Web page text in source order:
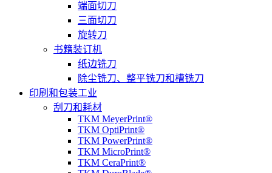
端面切刀
三面切刀
旋转刀
书籍装订机
纸边铣刀
除尘铣刀、整平铣刀和槽铣刀
印刷和包装工业
刮刀和耗材
TKM MeyerPrint®
TKM OptiPrint®
TKM PowerPrint®
TKM MicroPrint®
TKM CeraPrint®